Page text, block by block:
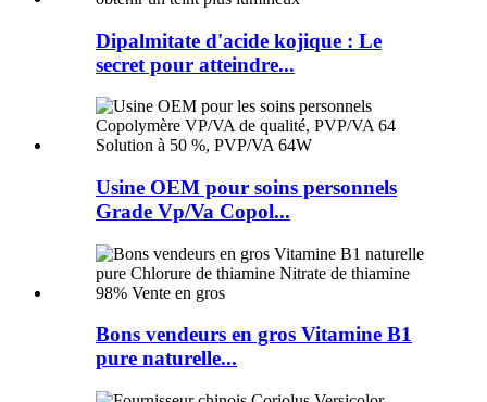
Dipalmitate d'acide kojique : Le
secret pour atteindre...
Usine OEM pour soins personnels
Grade Vp/Va Copol...
Bons vendeurs en gros Vitamine B1
pure naturelle...